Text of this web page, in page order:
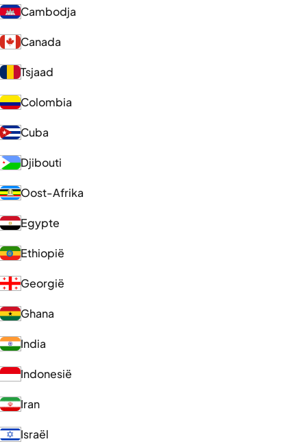
Cambodja
Canada
Tsjaad
Colombia
Cuba
Djibouti
Oost-Afrika
Egypte
Ethiopië
Georgië
Ghana
India
Indonesië
Iran
Israël